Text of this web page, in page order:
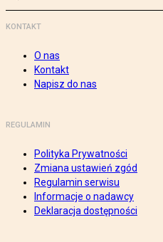
KONTAKT
O nas
Kontakt
Napisz do nas
REGULAMIN
Polityka Prywatności
Zmiana ustawień zgód
Regulamin serwisu
Informacje o nadawcy
Deklaracja dostępności